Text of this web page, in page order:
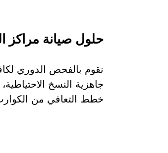
حلول صيانة مراكز
نقوم بالفحص الدوري
جاهزية النسخ
خطط التعافي من